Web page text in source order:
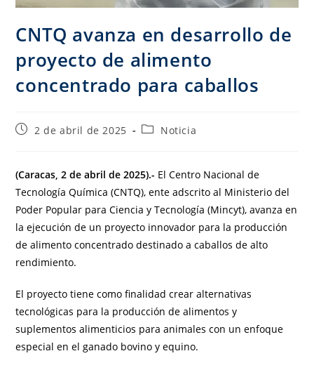
CNTQ avanza en desarrollo de
proyecto de alimento
concentrado para caballos
2 de abril de 2025 Noticia
(Caracas, 2 de abril de 2025).- El Centro Nacional de
Tecnología Química (CNTQ), ente adscrito al Ministerio del
Poder Popular para Ciencia y Tecnología (Mincyt), avanza en
la ejecución de un proyecto innovador para la producción
de alimento concentrado destinado a caballos de alto
rendimiento.
El proyecto tiene como finalidad crear alternativas
tecnológicas para la producción de alimentos y
suplementos alimenticios para animales con un enfoque
especial en el ganado bovino y equino.